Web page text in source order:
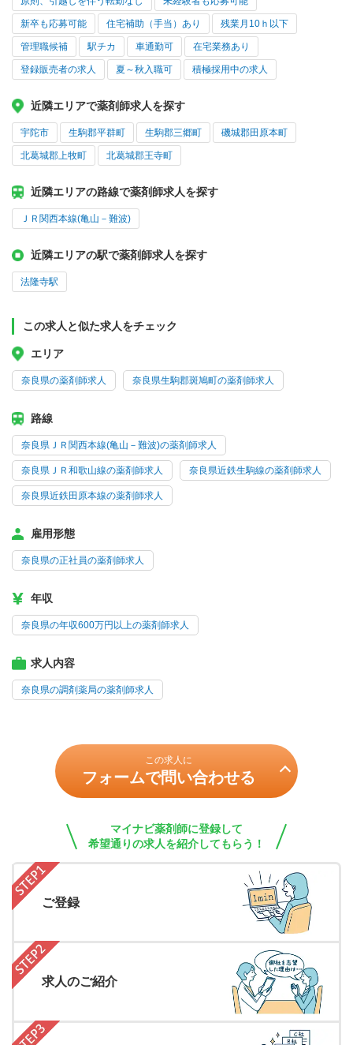
新卒も応募可能 住宅補助（手当）あり 残業月10ｈ以下
管理職候補 駅チカ 車通勤可 在宅業務あり
登録販売者の求人 夏～秋入職可 積極採用中の求人
近隣エリアで薬剤師求人を探す
宇陀市 生駒郡平群町 生駒郡三郷町 磯城郡田原本町
北葛城郡上牧町 北葛城郡王寺町
近隣エリアの路線で薬剤師求人を探す
ＪＲ関西本線(亀山－難波)
近隣エリアの駅で薬剤師求人を探す
法隆寺駅
この求人と似た求人をチェック
エリア
奈良県の薬剤師求人 奈良県生駒郡斑鳩町の薬剤師求人
路線
奈良県ＪＲ関西本線(亀山－難波)の薬剤師求人
奈良県ＪＲ和歌山線の薬剤師求人 奈良県近鉄生駒線の薬剤師求人
奈良県近鉄田原本線の薬剤師求人
雇用形態
奈良県の正社員の薬剤師求人
年収
奈良県の年収600万円以上の薬剤師求人
求人内容
奈良県の調剤薬局の薬剤師求人
この求人に
フォームで問い合わせる
マイナビ薬剤師に登録して
希望通りの求人を紹介してもらう！
ご登録
求人のご紹介